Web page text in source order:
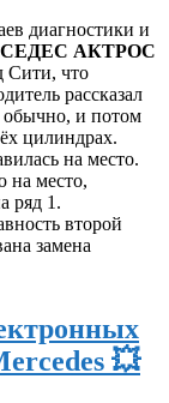
диагностики и
АКТРОС
Сити, что
рассказал
обычно, и потом
цилиндрах.
на место.
на место,
ряд 1.
второй
замена
💥